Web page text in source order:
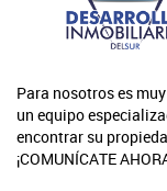
Para nosotros es
un equipo
encontrar su
¡COMUNÍCATE